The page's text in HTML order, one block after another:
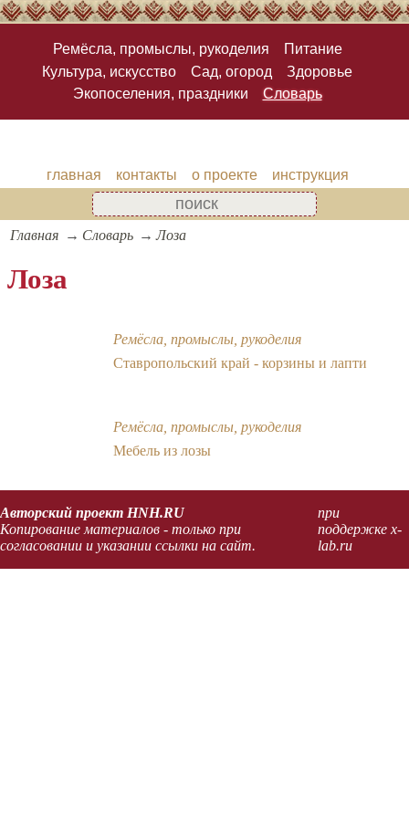
Ремёсла, промыслы, рукоделия
Питание
Культура, искусство
Сад, огород
Здоровье
Экопоселения, праздники
Словарь
главная контакты о проекте инструкция
Главная Словарь Лоза
Лоза
Ремёсла, промыслы, рукоделия
Ставропольский край - корзины и лапти
Ремёсла, промыслы, рукоделия
Мебель из лозы
Авторский проект HNH.RU
Копирование материалов - только при
согласовании и указании ссылки на сайт.
при
поддержке x-
lab.ru